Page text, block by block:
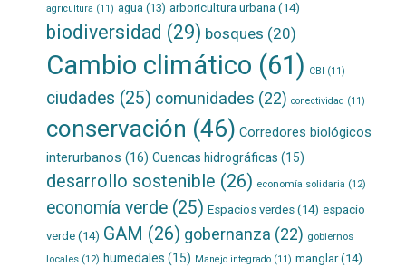
agricultura (11) agua (13) arboricultura urbana(14)
biodiversidad (29) bosques (20)
Cambio climático (61) CBI (11)
ciudades (25) comunidades (22) conectividad (11)
conservación (46) Corredores biológicos
interurbanos (16) Cuencas hidrográficas (15)
desarrollo sostenible (26) economía solidaria (12)
economía verde(25) Espacios verdes(14) espacio
verde(14) GAM (26) gobernanza (22) gobiernos
locales(12) humedales (15) Manejo integrado(11) manglar(14)